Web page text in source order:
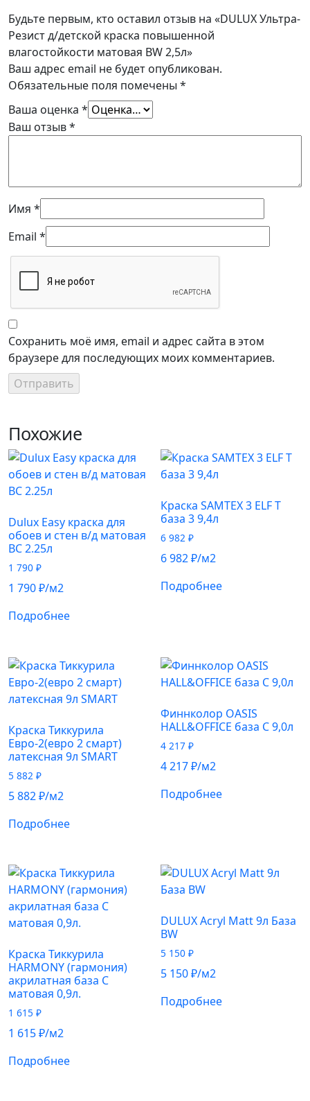
Будьте первым, кто оставил отзыв на «DULUX Ультра-
Резист д/детской краска повышенной
влагостойкости матовая BW 2,5л»
Ваш адрес email не будет опубликован.
Обязательные поля помечены *
Ваша оценка *
Ваш отзыв*
Имя *
Email *
Сохранить моё имя, email и адрес сайта в этом
браузере для последующих моих комментариев.
Похожие
Dulux Easy краска для
обоев и стен в/д матовая
BC 2.25л
1 790 ₽
1 790₽/м2
Подробнее
Краска SAMTEX 3 ELF T
база 3 9,4л
6 982₽
6 982₽/м2
Подробнее
Краска Тиккурила
Евро-2(евро 2 смарт)
латексная 9л SMART
5 882 ₽
5 882₽/м2
Подробнее
Финнколор OASIS
HALL&OFFICE база С 9,0л
4 217₽
4 217₽/м2
Подробнее
Краска Тиккурила
HARMONY (гармония)
акрилатная база С
матовая 0,9л.
1 615 ₽
1 615₽/м2
Подробнее
DULUX Acryl Matt 9л База
BW
5 150₽
5 150₽/м2
Подробнее